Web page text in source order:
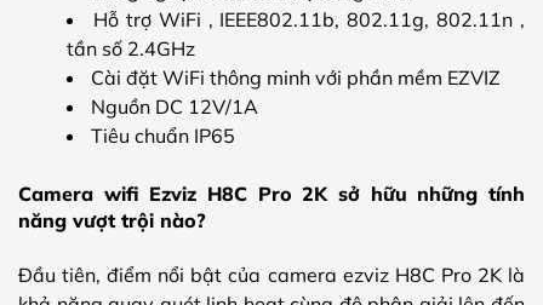
Hỗ trợ WiFi , IEEE802.11b, 802.11g, 802.11n ,
tần số 2.4GHz
Cài đặt WiFi thông minh với phần mềm EZVIZ
Nguồn DC 12V/1A
Tiêu chuẩn IP65
Camera wifi Ezviz H8C Pro 2K sở hữu những tính
năng vượt trội nào?
Đầu tiên, điểm nổi bật của camera ezviz H8C Pro 2K là